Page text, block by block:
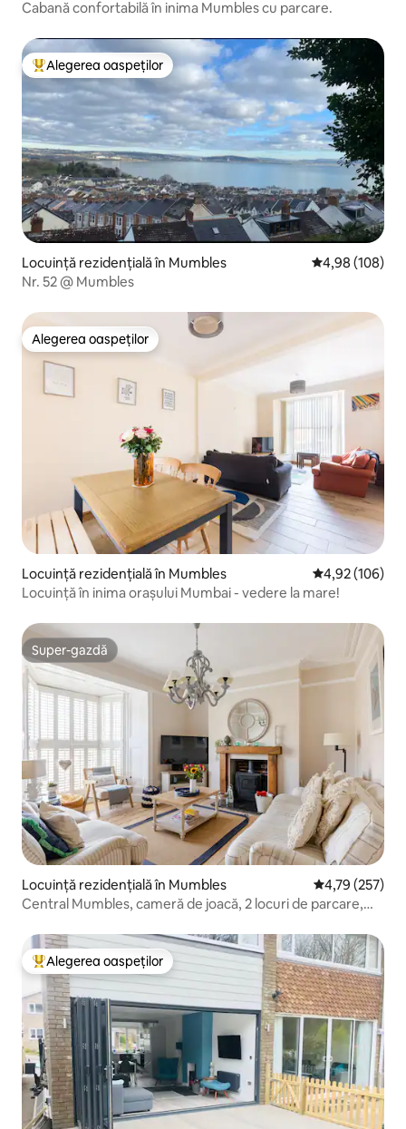
Cabană confortabilă în inima Mumbles cu parcare.
Locuință din topul categoriei Alegerea oaspeților
Alegerea oaspeților
Locuință rezidențială în Mumbles Scor mediu de
4,98 (108)
Nr. 52 @ Mumbles
Alegerea oaspeților
Alegerea oaspeților
Locuință rezidențială în Mumbles Scor mediu de
4,92 (106)
Locuință în inima orașului Mumbai - vedere la mare!
Super-gazdă
Super-gazdă
Locuință rezidențială în Mumbles Scor mediu de
4,79 (257)
Central Mumbles, cameră de joacă, 2 locuri de parcare,
Locuință din topul categoriei Alegerea oaspeților
Alegerea oaspeților